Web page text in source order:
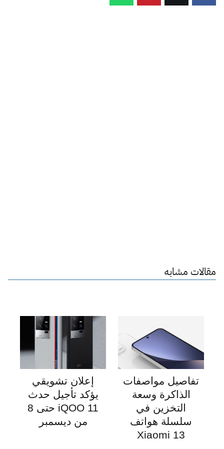
مقالات مشابه
تفاصيل مواصفات
الذاكرة وسعة
التخزين في
سلسلة هواتف
Xiaomi 13
إعلان تشويقي
يؤكد تأجيل حدث
iQOO 11 حتى 8
من ديسمبر